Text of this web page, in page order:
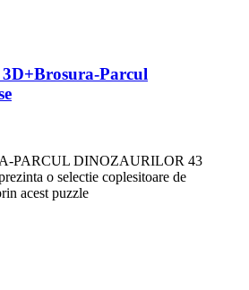
Parcul
PARCUL DINOZAURILOR 43
o selectie coplesitoare de
acest puzzle